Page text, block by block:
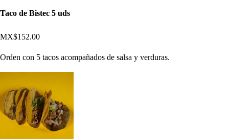
Taco de Bistec 5 uds
MX$152.00
Orden con 5 tacos acompañados de salsa y verduras.